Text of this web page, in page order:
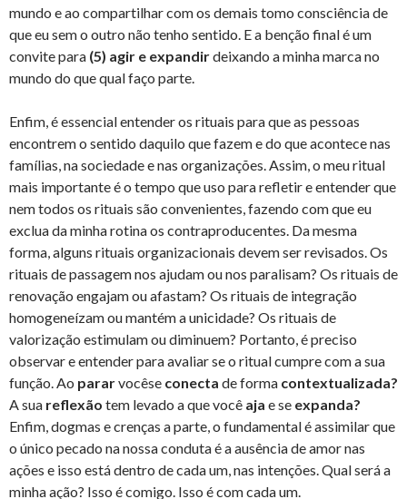
mundo e ao compartilhar com os demais tomo consciência de
que eu sem o outro não tenho sentido. E a benção final é um
convite para (5) agir e expandirdeixando a minha marca no
mundo do que qual faço parte.
Enfim, é essencial entender os rituais para que as pessoas
encontrem o sentido daquilo que fazem e do que acontece nas
famílias, na sociedade e nas organizações. Assim, o meu ritual
mais importante é o tempo que uso para refletir e entender que
nem todos os rituais são convenientes, fazendo com que eu
exclua da minha rotina os contraproducentes. Da mesma
forma, alguns rituais organizacionais devem ser revisados. Os
rituais de passagem nos ajudam ou nos paralisam? Os rituais de
renovação engajam ou afastam? Os rituais de integração
homogeneízam ou mantém a unicidade? Os rituais de
valorização estimulam ou diminuem? Portanto, é preciso
observar e entender para avaliar se o ritual cumpre com a sua
função. Ao pararvocêse conecta de forma contextualizada?
A sua reflexão tem levado a que você aja e se expanda?
Enfim, dogmas e crenças a parte, o fundamental é assimilar que
o único pecado na nossa conduta é a ausência de amor nas
ações e isso está dentro de cada um, nas intenções. Qual será a
minha ação? Isso é comigo. Isso é com cada um.